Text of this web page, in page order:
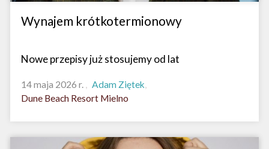
Wynajem krótkotermionowy
Nowe przepisy już stosujemy od lat
14 maja 2026 r.
Adam Ziętek
Dune Beach Resort Mielno